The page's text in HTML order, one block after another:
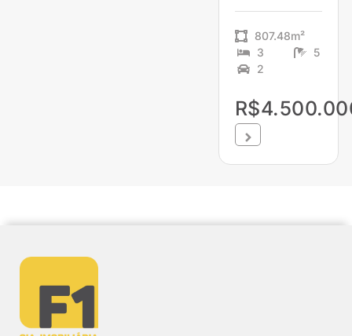
807.48m²
3
5
2